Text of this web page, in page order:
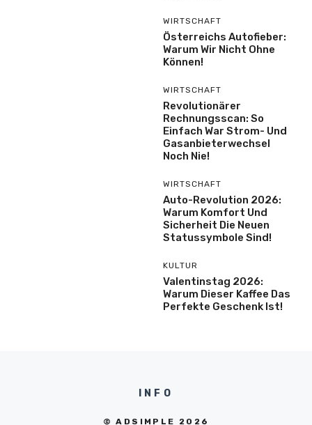
WIRTSCHAFT
Österreichs Autofieber:
Warum Wir Nicht Ohne
Können!
WIRTSCHAFT
Revolutionärer
Rechnungsscan: So
Einfach War Strom- Und
Gasanbieterwechsel
Noch Nie!
WIRTSCHAFT
Auto-Revolution 2026:
Warum Komfort Und
Sicherheit Die Neuen
Statussymbole Sind!
KULTUR
Valentinstag 2026:
Warum Dieser Kaffee Das
Perfekte Geschenk Ist!
INFO
© ADSIMPLE 2026